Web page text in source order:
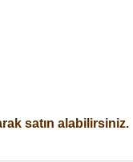
satın alabilirsiniz.